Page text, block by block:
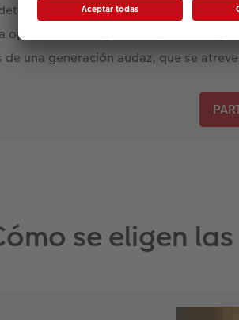
¿Y te apasiona la fotografía?
oportunidad de ganar un premio muy
una generación audaz, que se
se eligen